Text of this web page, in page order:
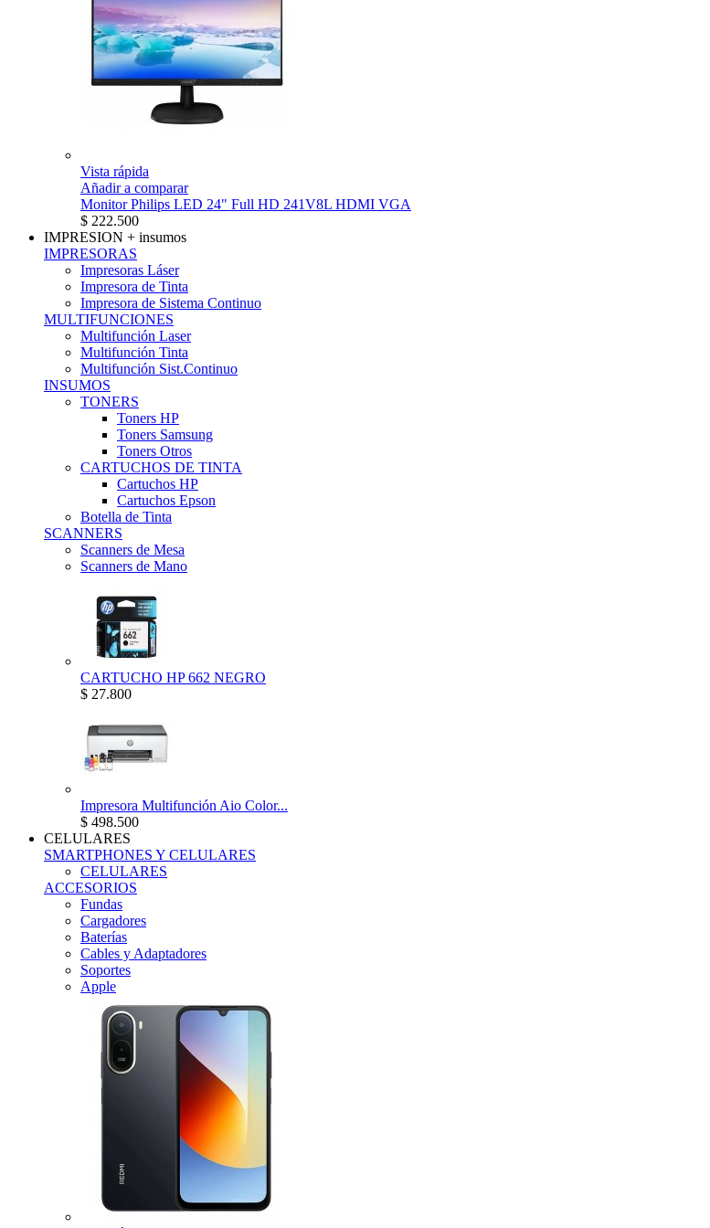
Vista rápida
Añadir a comparar
Monitor Philips LED 24" Full HD 241V8L HDMI VGA
$ 222.500
IMPRESION + insumos
IMPRESORAS
Impresoras Láser
Impresora de Tinta
Impresora de Sistema Continuo
MULTIFUNCIONES
Multifunción Laser
Multifunción Tinta
Multifunción Sist.Continuo
INSUMOS
TONERS
Toners HP
Toners Samsung
Toners Otros
CARTUCHOS DE TINTA
Cartuchos HP
Cartuchos Epson
Botella de Tinta
SCANNERS
Scanners de Mesa
Scanners de Mano
CARTUCHO HP 662 NEGRO
$ 27.800
Impresora Multifunción Aio Color...
$ 498.500
CELULARES
SMARTPHONES Y CELULARES
CELULARES
ACCESORIOS
Fundas
Cargadores
Baterías
Cables y Adaptadores
Soportes
Apple